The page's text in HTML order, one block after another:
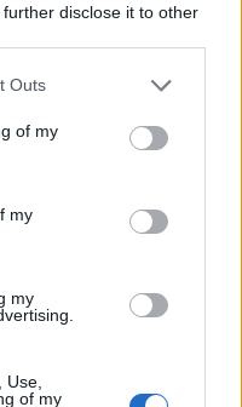
disclose it to other
one or more Google
You may click to
its third-party tags to
in below Google
Outs
of my
my
my
of my
és az